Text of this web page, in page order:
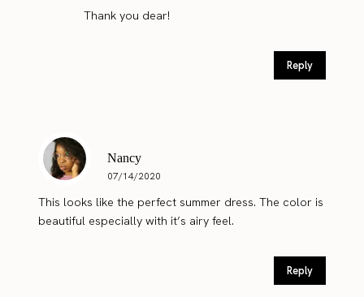
Thank you dear!
Reply
Nancy
07/14/2020
This looks like the perfect summer dress. The color is
beautiful especially with it’s airy feel.
Reply